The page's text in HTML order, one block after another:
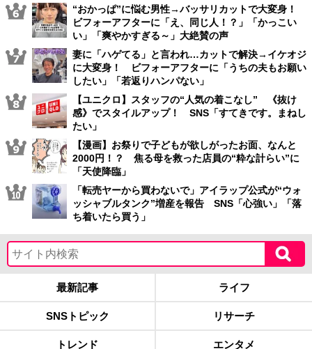
“おかっぱ”に悩む男性→バッサリカットで大変身！
ビフォーアフターに「え、同じ人！？」「かっこい
い」「爽やかすぎる～」大絶賛の声
妻に「ハゲてる」と言われ…カットで解決→イケオジ
に大変身！ ビフォーアフターに「うちの夫もお願い
したい」「若返りハンパない」
【ユニクロ】スタッフの“人気の着こなし” 《抜け
感》でスタイルアップ！ SNS「すてきです。まねし
たい」
【漫画】お祭りで子どもが欲しがったお面、なんと
2000円！？ 焦る母を救った店員の“粋な計らい”に
「天使降臨」
「転売ヤーから買わないで」アイラップ公式が“ウォ
ッシャブルタンク”増産を報告 SNS「心強い」「落
ち着いたら買う」
最新記事 ライフ
SNSトピック リサーチ
トレンド エンタメ